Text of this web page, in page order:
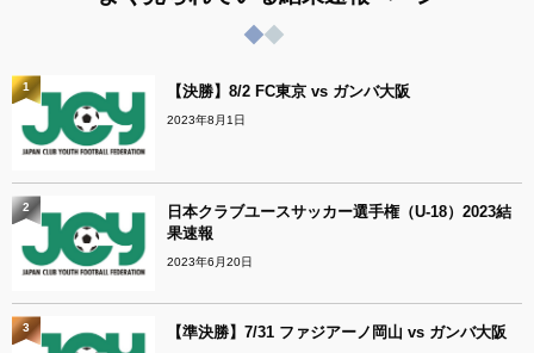
【決勝】8/2 FC東京 vs ガンバ大阪
2023年8月1日
1
日本クラブユースサッカー選手権（U-18）2023結
果速報
2023年6月20日
2
【準決勝】7/31 ファジアーノ岡山 vs ガンバ大阪
3